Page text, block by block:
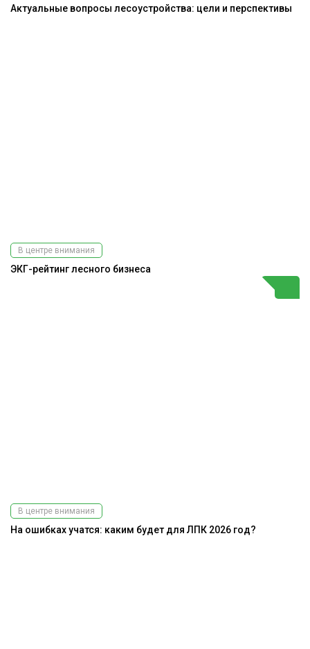
Актуальные вопросы лесоустройства: цели и перспективы
В центре внимания
ЭКГ-рейтинг лесного бизнеса
В центре внимания
На ошибках учатся: каким будет для ЛПК 2026 год?